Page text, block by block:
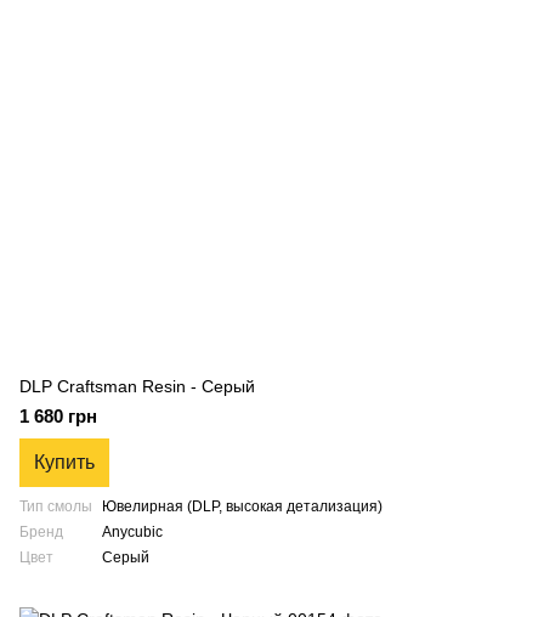
DLP Craftsman Resin - Серый
1 680 грн
Купить
Тип смолы
Ювелирная (DLP, высокая детализация)
Бренд
Anycubic
Цвет
Серый